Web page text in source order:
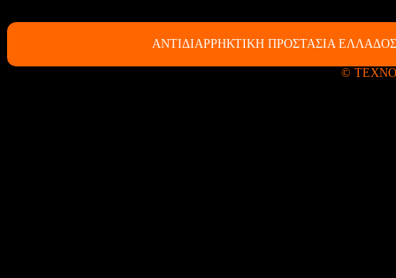
ΑΝΤΙΔΙΑΡΡΗΚΤΙΚΗ ΠΡΟΣΤΑΣΙΑ
©